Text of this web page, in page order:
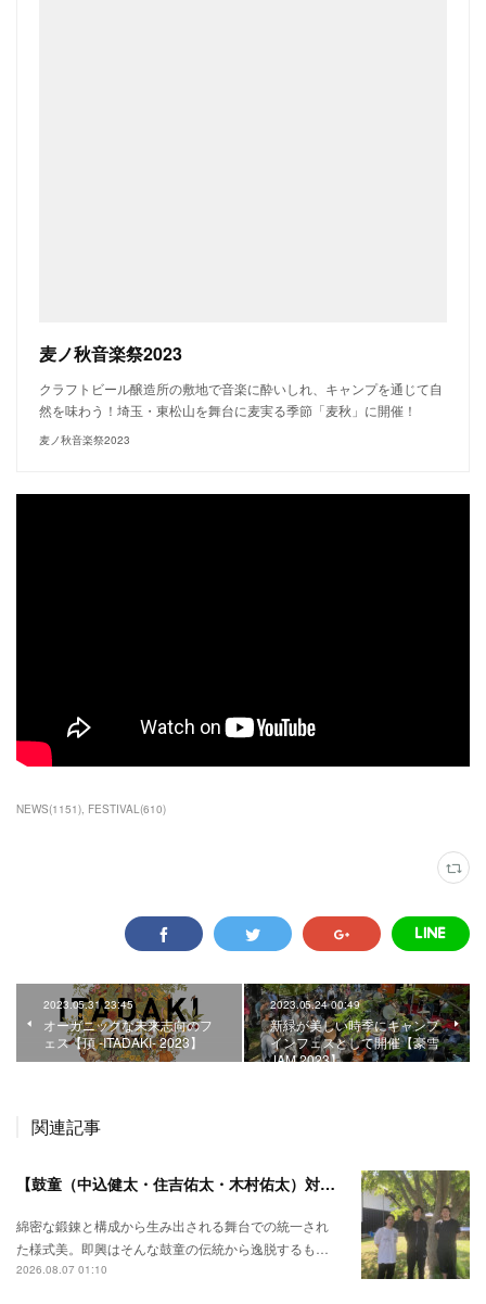
麦ノ秋音楽祭2023
クラフトビール醸造所の敷地で音楽に酔いしれ、キャンプを通じて自
然を味わう！埼玉・東松山を舞台に麦実る季節「麦秋」に開催！
麦ノ秋音楽祭2023
NEWS(1151) FESTIVAL (610)
2023.05.31 23:45
オーガニックな未来志向のフ
ェス【頂 -ITADAKI- 2023】
2023.05.24 00:49
新緑が美しい時季にキャンプ
インフェスとして開催【豪雪
JAM 2023】
関連記事
【鼓童（中込健太・住吉佑太・木村佑太）対談】即興で得られる新たな感覚。
綿密な鍛錬と構成から生み出される舞台での統一され
た様式美。即興はそんな鼓童の伝統から逸脱するも…
2026.08.07 01:10